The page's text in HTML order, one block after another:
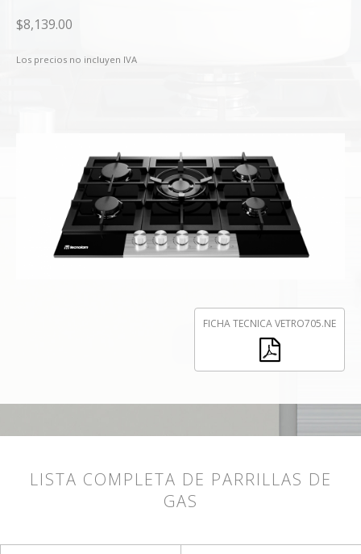
$8,139.00
Los precios no incluyen IVA
FICHA TECNICA VETRO705.NE
LISTA COMPLETA DE PARRILLAS DE
GAS